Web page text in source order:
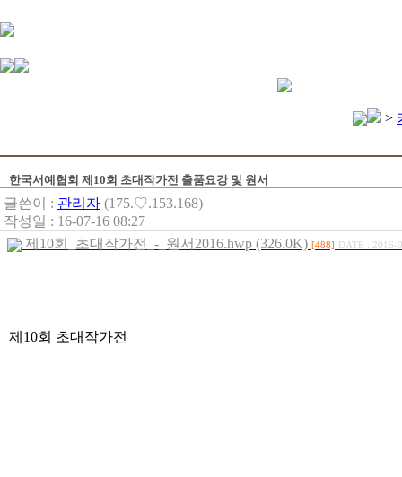
>
한국서예협회 제10회 초대작가전 출품요강 및 원서
글쓴이 : 관리자 (175.♡.153.168)
작성일 : 16-07-16 08:27
제10회_초대작가전_-_원서2016.hwp (326.0K) [488] DATE : 2016-
제10회 초대작가전